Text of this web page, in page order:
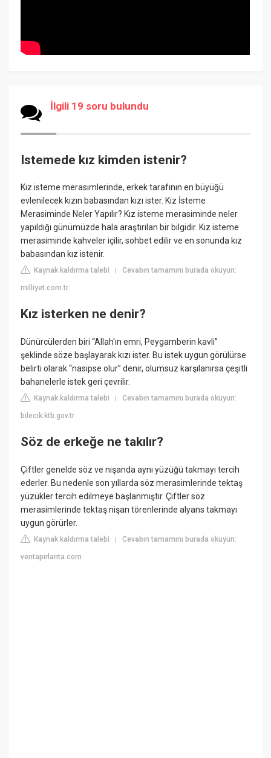
İlgili 19 soru bulundu
Istemede kız kimden istenir?
Kız isteme merasimlerinde, erkek tarafının en büyüğü
evlenilecek kızın babasından kızı ister. Kız İsteme
Merasiminde Neler Yapılır? Kız isteme merasiminde neler
yapıldığı günümüzde hala araştırılan bir bilgidir. Kız isteme
merasiminde kahveler içilir, sohbet edilir ve en sonunda kız
babasından kız istenir.
Kaynak kaldırma talebi |Cevabın tamamını burada okuyun:
milliyet.com.tr
Kız isterken ne denir?
Dünürcülerden biri “Allah'ın emri, Peygamberin kavli”
şeklinde söze başlayarak kızı ister. Bu istek uygun görülürse
belirti olarak “nasipse olur” denir, olumsuz karşılanırsa çeşitli
bahanelerle istek geri çevrilir.
Kaynak kaldırma talebi |Cevabın tamamını burada okuyun:
bilecik.ktb.gov.tr
Söz de erkeğe ne takılır?
Çiftler genelde söz ve nişanda aynı yüzüğü takmayı tercih
ederler. Bu nedenle son yıllarda söz merasimlerinde tektaş
yüzükler tercih edilmeye başlanmıştır. Çiftler söz
merasimlerinde tektaş nişan törenlerinde alyans takmayı
uygun görürler.
Kaynak kaldırma talebi |Cevabın tamamını burada okuyun:
ventapirlanta.com